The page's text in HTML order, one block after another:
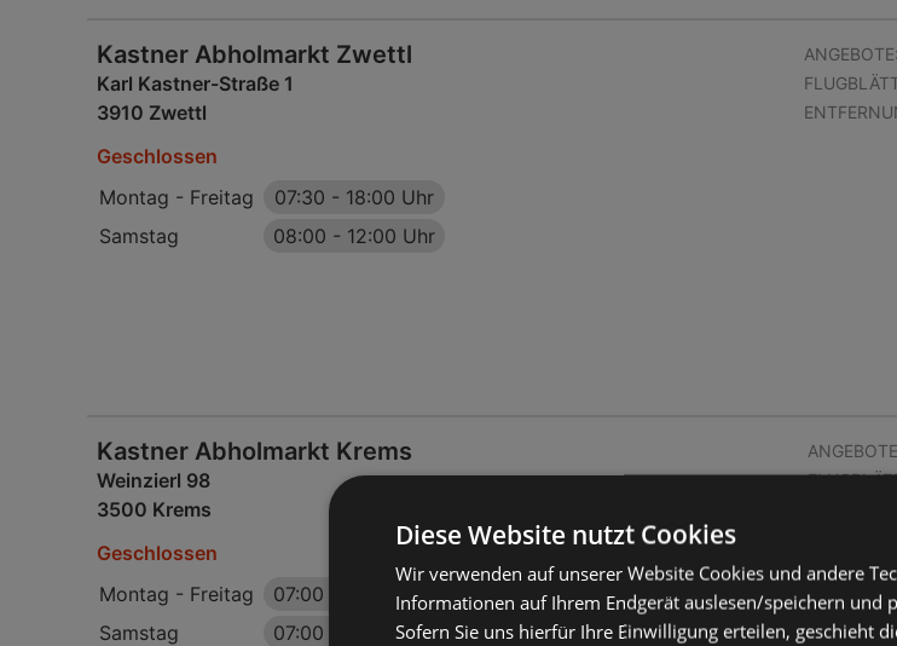
Kastner Abholmarkt Zwettl
Karl Kastner-Straße 1
3910 Zwettl
ANGEBOTE:
Geschlossen
Montag - Freitag
07:30 - 18:00 Uhr
Samstag
08:00 - 12:00 Uhr
Kastner Abholmarkt Krems
Weinzierl 98
3500 Krems
Geschlossen
Montag - Freitag
07:00
18:00 Uhr
Samstag
07:00 13:00 Uhr
Diese Website nutzt Cookies
Wir verwenden auf unserer Website Cookies und andere
Informationen auf Ihrem Endgerät auslesen/speichern und
Sofern Sie uns hierfür Ihre Einwilligung erteilen, geschieht